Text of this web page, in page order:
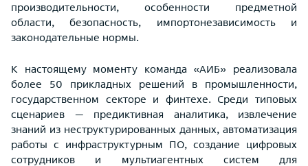
производительности, особенности предметной
области, безопасность, импортонезависимость и
законодательные нормы.
К настоящему моменту команда «АИБ» реализовала
более 50 прикладных решений в промышленности,
государственном секторе и финтехе. Среди типовых
сценариев — предиктивная аналитика, извлечение
знаний из неструктурированных данных, автоматизация
работы с инфраструктурным ПО, создание цифровых
сотрудников и мультиагентных систем для